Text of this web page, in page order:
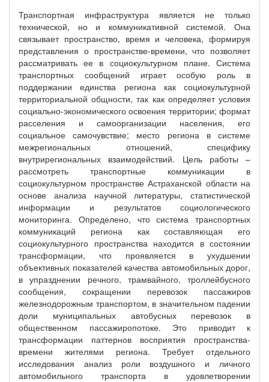
Транспортная инфраструктура является не только
технической, но и коммуникативной системой. Она
связывает пространство, время и человека, формируя
представления о пространстве-времени, что позволяет
рассматривать ее в социокультурном плане. Система
транспортных сообщений играет особую роль в
поддержании единства региона как социокультурной
территориальной общности, так как определяет условия
социально-экономического освоения территории; формат
расселения и самоорганизации населения, его
социальное самочувствие; место региона в системе
межрегиональных отношений, специфику
внутрирегиональных взаимодействий. Цель работы –
рассмотреть транспортные коммуникации в
социокультурном пространстве Астраханской области на
основе анализа научной литературы, статистической
информации и результатов социологического
мониторинга. Определено, что система транспортных
коммуникаций региона как составляющая его
социокультурного пространства находится в состоянии
трансформации, что проявляется в ухудшении
объективных показателей качества автомобильных дорог,
в упразднении речного, трамвайного, троллейбусного
сообщения, сокращении перевозок пассажиров
железнодорожным транспортом, в значительном падении
доли муниципальных автобусных перевозок в
общественном пассажиропотоке. Это приводит к
трансформации паттернов восприятия пространства-
времени жителями региона. Требует отдельного
исследования анализ роли воздушного и личного
автомобильного транспорта в удовлетворении